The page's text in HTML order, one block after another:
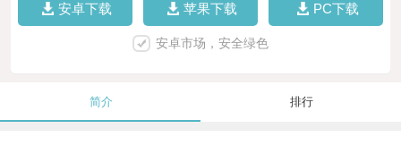
安卓下载 苹果下载 PC下载
安卓市场，安全绿色
简介 排行